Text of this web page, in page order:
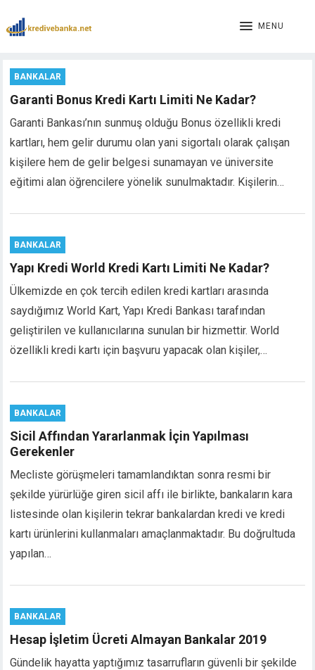
panel
panel
panel
panel
panel
panel
panel
panel
panel
panel
panel
panel
satın al
panel
panel
panel
panel
panel
panel
panel
panel
panel
panel
panel
MENU
BANKALAR
Garanti Bonus Kredi Kartı Limiti Ne Kadar?
Garanti Bankası’nın sunmuş olduğu Bonus özellikli kredi
kartları, hem gelir durumu olan yani sigortalı olarak çalışan
kişilere hem de gelir belgesi sunamayan ve üniversite
eğitimi alan öğrencilere yönelik sunulmaktadır. Kişilerin…
BANKALAR
Yapı Kredi World Kredi Kartı Limiti Ne Kadar?
Ülkemizde en çok tercih edilen kredi kartları arasında
saydığımız World Kart, Yapı Kredi Bankası tarafından
geliştirilen ve kullanıcılarına sunulan bir hizmettir. World
özellikli kredi kartı için başvuru yapacak olan kişiler,…
BANKALAR
Sicil Affından Yararlanmak İçin Yapılması
Gerekenler
Mecliste görüşmeleri tamamlandıktan sonra resmi bir
şekilde yürürlüğe giren sicil affı ile birlikte, bankaların kara
listesinde olan kişilerin tekrar bankalardan kredi ve kredi
kartı ürünlerini kullanmaları amaçlanmaktadır. Bu doğrultuda
yapılan…
BANKALAR
Hesap İşletim Ücreti Almayan Bankalar 2019
Gündelik hayatta yaptığımız tasarrufların güvenli bir şekilde